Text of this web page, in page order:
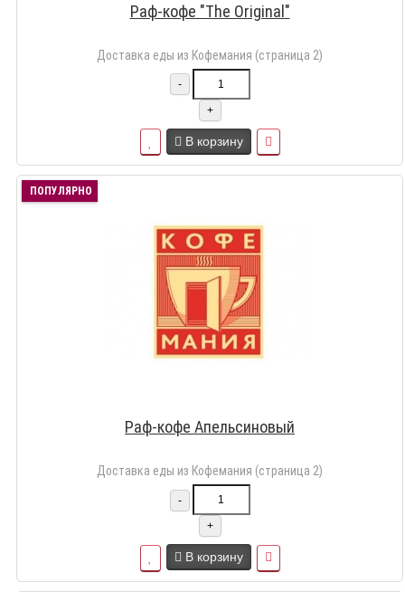
Раф-кофе "The Original"
Доставка еды из Кофемания (страница 2)
-
+
В корзину
ПОПУЛЯРНО
Раф-кофе Апельсиновый
Доставка еды из Кофемания (страница 2)
-
+
В корзину